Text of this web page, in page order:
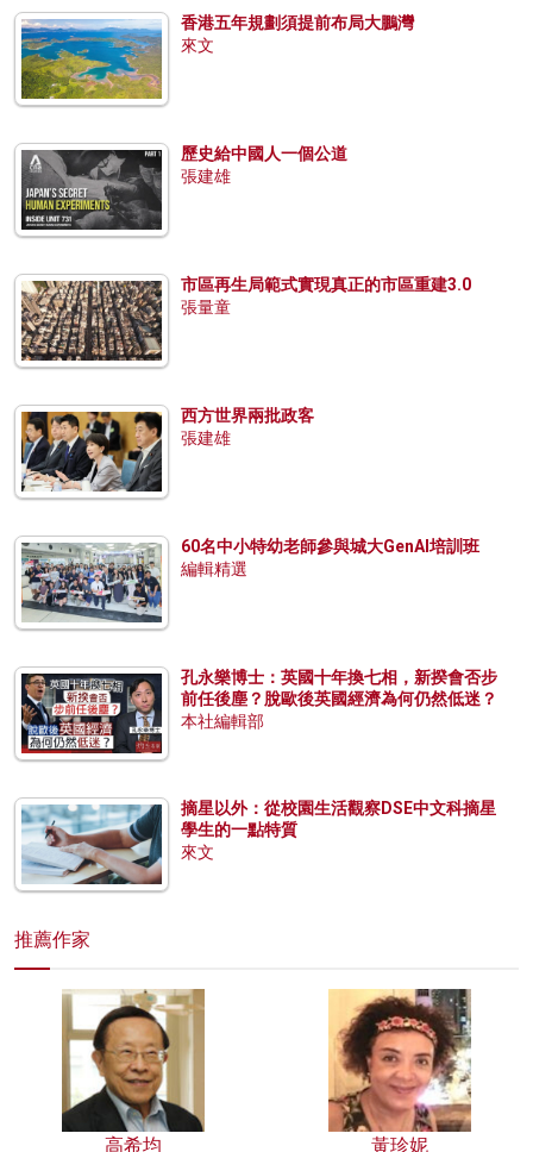
香港五年規劃須提前布局大鵬灣
來文
歷史給中國人一個公道
張建雄
市區再生局範式實現真正的市區重建3.0
張量童
西方世界兩批政客
張建雄
60名中小特幼老師參與城大GenAI培訓班
編輯精選
孔永樂博士：英國十年換七相，新揆會否步
前任後塵？脫歐後英國經濟為何仍然低迷？
本社編輯部
摘星以外：從校園生活觀察DSE中文科摘星
學生的一點特質
來文
推薦作家
高希均 黃珍妮